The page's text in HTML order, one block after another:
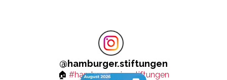
@hamburger.stiftungen
🏠 #hamburgmeinestiftungen